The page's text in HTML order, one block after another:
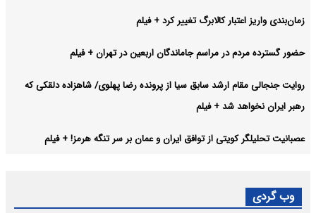
زمان‌بندی واریز اعتبار کالابرگ تغییر کرد + فیلم
حضور گسترده مردم در مراسم جاماندگان اربعین در تهران + فیلم
روایت جنجالی مقام ارشد سابق سیا از پرونده رضا پهلوی/ شاهزاده دلقکی که
رهبر ایران نخواهد شد + فیلم
عصبانیت تحلیلگر کویتی از توافق ایران و عمان بر سر تنگه هرمز! + فیلم
وب گردی